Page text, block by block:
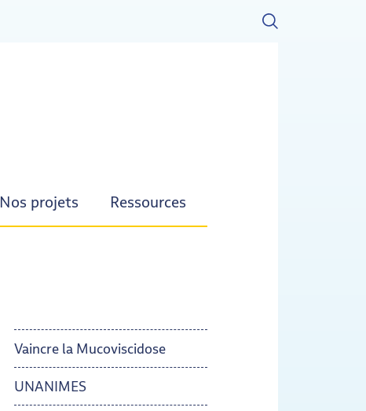
Nos projets Ressources
Vaincre la Mucoviscidose
UNANIMES